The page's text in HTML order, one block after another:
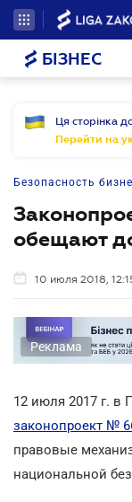
БІЗНЕС
Ця сторінка
Перейти на
Безопасность
обещают
10 июля 2018,
Реклама
12 июля 2017 г. в
законопроект №
правовые
национальной